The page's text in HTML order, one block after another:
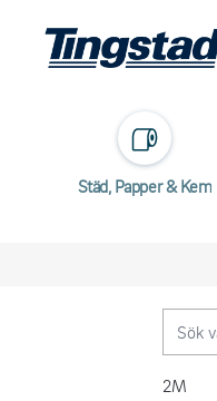
Städ, Papper & Kem
2M